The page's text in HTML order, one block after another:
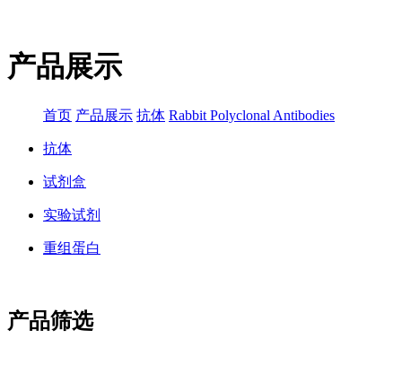
产品展示
首页 产品展示 抗体 Rabbit Polyclonal Antibodies
抗体
试剂盒
实验试剂
重组蛋白
产品筛选